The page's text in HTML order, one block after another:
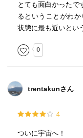
とても面白かったで
るということがわ
状態に最も近いとい
0
trentakunさん
4
ついに宇宙へ！